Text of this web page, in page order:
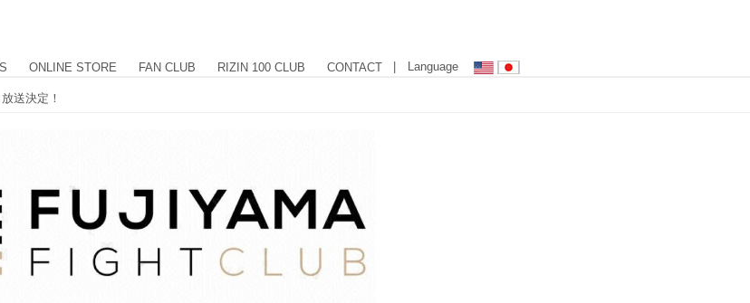
ONLINE STORE FAN CLUB RIZIN 100 CLUB CONTACT | Language
送決定！